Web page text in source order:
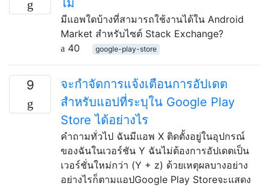
มีแอพใดบ้างที่สามารถใช้งานได้ใน Android
Market สำหรับไซต์ Stack Exchange?
40
google-play-store
9
จะกำจัดการแจ้งเตือนการอัปเดต
สำหรับแอปที่ระบุใน Google Play
Store ได้อย่างไร
คำถามทั่วไป ฉันมีแอพ X ติดตั้งอยู่ในอุปกรณ์
ของฉันในเวอร์ชัน Y ฉันไม่ต้องการอัปเดตเป็น
เวอร์ชั่นใหม่กว่า (Y + z) ด้วยเหตุผลบางอย่าง
อย่างไรก็ตามแอปGoogle Play Storeจะแสดง